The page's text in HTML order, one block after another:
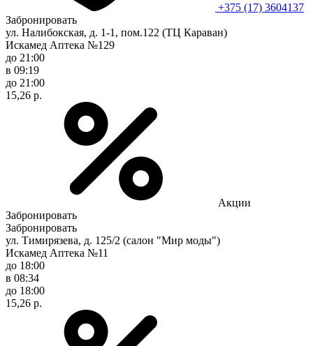
+375 (17) 3604137
Забронировать
ул. Налибокская, д. 1-1, пом.122 (ТЦ Караван)
Искамед Аптека №129
до 21:00
в 09:19
до 21:00
15,26 р.
Акции
Забронировать
Забронировать
ул. Тимирязева, д. 125/2 (салон "Мир моды")
Искамед Аптека №11
до 18:00
в 08:34
до 18:00
15,26 р.